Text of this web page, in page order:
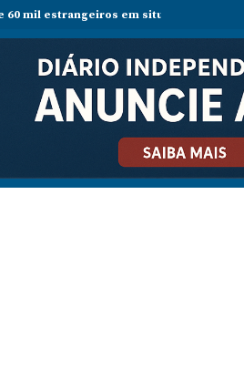
60 mil estrangeiros em situação irregular